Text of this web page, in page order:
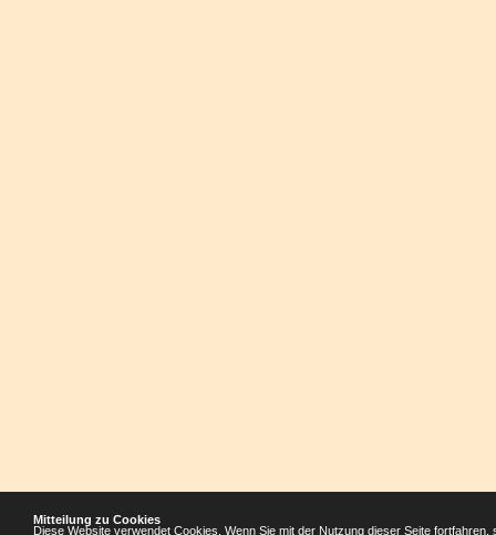
Mitteilung zu Cookies
Diese Website verwendet Cookies. Wenn Sie mit der Nutzung dieser Seite